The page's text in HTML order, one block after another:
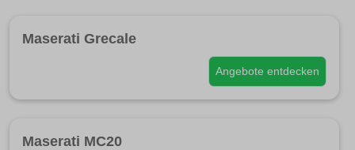
Maserati Grecale
Angebote entdecken
Maserati MC20